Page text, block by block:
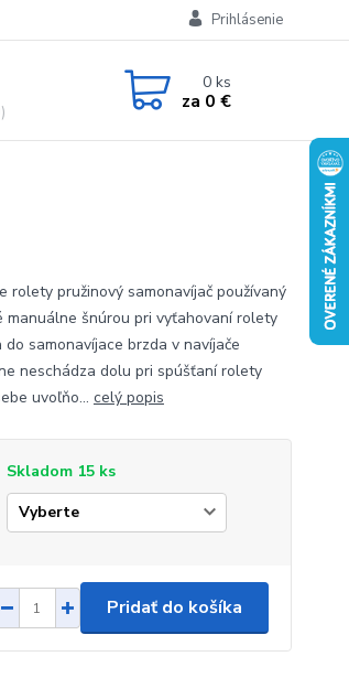
Prihlásenie
0ks
za 0 €
rolety pružinový samonavíjač používaný
šnúrou pri vyťahovaní rolety
samonavíjace brzda v navíjače
neschádza dolu pri spúšťaní rolety
uvoľňo... celý popis
Skladom 15 ks
Pridať do košíka